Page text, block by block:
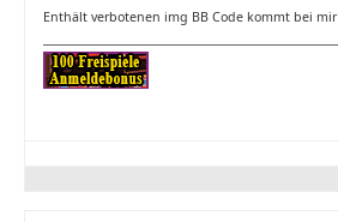
Enthält verbotenen img BB Code kommt bei mir